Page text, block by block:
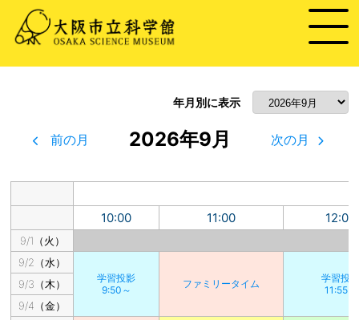
年月別に表示
前の月 2026年9月 次の月
10:00 11:00 12:00
9/1（火）
9/2（水）
学習投影
9:50～
ファミリータイム
学習投
11:55～
9/3（木）
9/4（金）